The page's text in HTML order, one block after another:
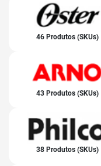
46 Produtos (SKUs)
43 Produtos (SKUs)
38 Produtos (SKUs)